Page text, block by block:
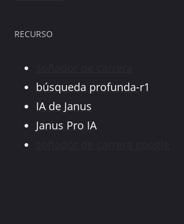
RECURSO
búsqueda profunda-r1
IA de Janus
Janus Pro IA